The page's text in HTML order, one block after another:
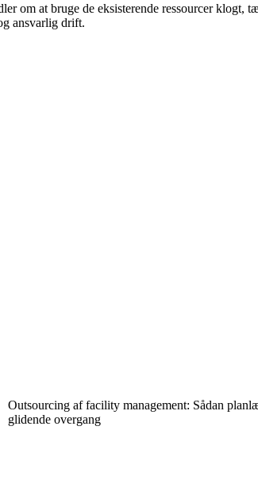
om at bruge de eksisterende ressourcer
ansvarlig drift.
Outsourcing af facility management: Sådan
glidende overgang